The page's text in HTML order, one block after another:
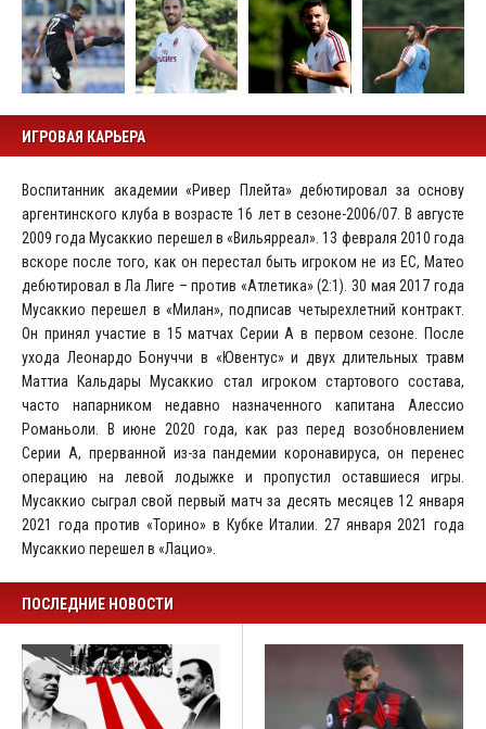
ИГРОВАЯ КАРЬЕРА
Воспитанник академии «Ривер Плейта» дебютировал за основу
аргентинского клуба в возрасте 16 лет в сезоне-2006/07. В августе
2009 года Мусаккио перешел в «Вильярреал». 13 февраля 2010 года
вскоре после того, как он перестал быть игроком не из ЕС, Матео
дебютировал в Ла Лиге – против «Атлетика» (2:1). 30 мая 2017 года
Мусаккио перешел в «Милан», подписав четырехлетний контракт.
Он принял участие в 15 матчах Серии А в первом сезоне. После
ухода Леонардо Бонуччи в «Ювентус» и двух длительных травм
Маттиа Кальдары Мусаккио стал игроком стартового состава,
часто напарником недавно назначенного капитана Алессио
Романьоли. В июне 2020 года, как раз перед возобновлением
Серии А, прерванной из-за пандемии коронавируса, он перенес
операцию на левой лодыжке и пропустил оставшиеся игры.
Мусаккио сыграл свой первый матч за десять месяцев 12 января
2021 года против «Торино» в Кубке Италии. 27 января 2021 года
Мусаккио перешел в «Лацио».
ПОСЛЕДНИЕ НОВОСТИ